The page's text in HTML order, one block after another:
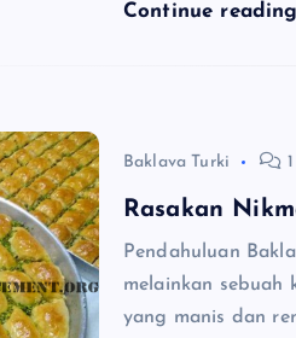
Continue reading
Baklava Turki
Rasakan
Pendahuluan
melainkan sebuah
yang manis dan